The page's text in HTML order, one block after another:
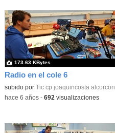
Radio en el cole 6
subido por Tic cp joaquincosta alcorcon
173.63 KBytes
-hace 6 años- 692 visualizaciones